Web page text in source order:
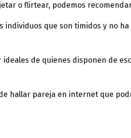
o flirtear, podemos
individuos que son timidos y no
de quienes disponen de
hallar pareja en internet que